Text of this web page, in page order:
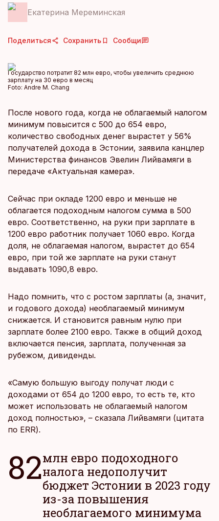
Екатерина Мереминская
Поделиться Сохранить Сообщи
Государство потратит 82 млн евро, чтобы увеличить среднюю
зарплату на 30 евро в месяц
Foto: Andre M. Chang
После нового года, когда не облагаемый налогом
минимум повысится с 500 до 654 евро,
количество свободных денег вырастет у 56%
получателей дохода в Эстонии, заявила канцлер
Министерства финансов Эвелин Лийвамяги в
передаче «Актуальная камера».
Сейчас при окладе 1200 евро и меньше не
облагается подоходным налогом сумма в 500
евро. Соответственно, на руки при зарплате в
1200 евро работник получает 1060 евро. Когда
доля, не облагаемая налогом, вырастет до 654
евро, при той же зарплате на руки станут
выдавать 1090,8 евро.
Надо помнить, что с ростом зарплаты (а, значит,
и годового дохода) необлагаемый минимум
снижается. И становится равным нулю при
зарплате более 2100 евро. Также в общий доход
включается пенсия, зарплата, полученная за
рубежом, дивиденды.
«Самую большую выгоду получат люди с
доходами от 654 до 1200 евро, то есть те, кто
может использовать не облагаемый налогом
доход полностью», – сказала Лийвамяги (цитата
по ERR).
82млн евро подоходного
налога недополучит
бюджет Эстонии в 2023 году
из-за повышения
необлагаемого минимума